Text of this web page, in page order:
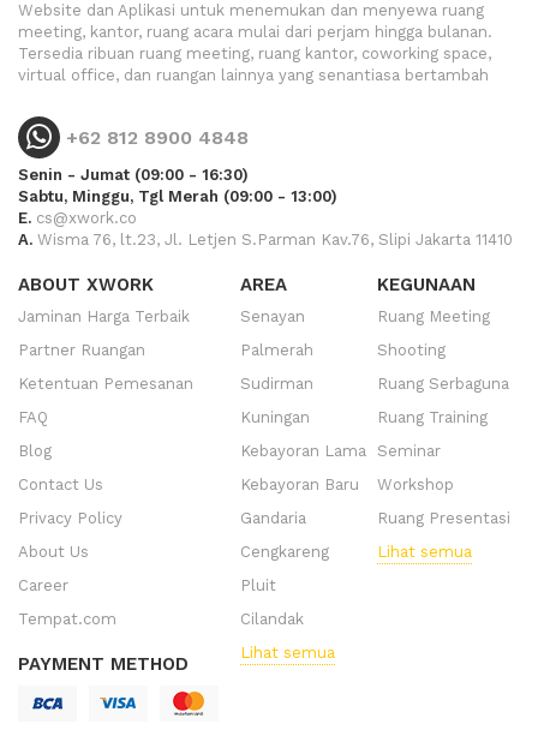
Website dan Aplikasi untuk menemukan dan menyewa ruang
meeting, kantor, ruang acara mulai dari perjam hingga bulanan.
Tersedia ribuan ruang meeting, ruang kantor, coworking space,
virtual office, dan ruangan lainnya yang senantiasa bertambah
+62 812 8900 4848
Senin - Jumat (09:00 - 16:30)
Sabtu, Minggu, Tgl Merah (09:00 - 13:00)
E. cs@xwork.co
A. Wisma 76, lt.23, Jl. Letjen S.Parman Kav.76, Slipi Jakarta 11410
ABOUT XWORK
Jaminan Harga Terbaik
Partner Ruangan
Ketentuan Pemesanan
FAQ
Blog
Contact Us
Privacy Policy
About Us
Career
Tempat.com
PAYMENT METHOD
AREA
Senayan
Palmerah
Sudirman
Kuningan
Kebayoran Lama
Kebayoran Baru
Gandaria
Cengkareng
Pluit
Cilandak
Lihat semua
KEGUNAAN
Ruang Meeting
Shooting
Ruang Serbaguna
Ruang Training
Seminar
Workshop
Ruang Presentasi
Lihat semua